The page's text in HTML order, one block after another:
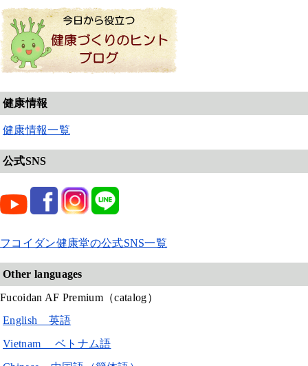
健康情報
健康情報一覧
公式SNS
フコイダン健康堂の公式SNS一覧
Other languages
Fucoidan AF Premium（catalog）
English 英語
Vietnam ベトナム語